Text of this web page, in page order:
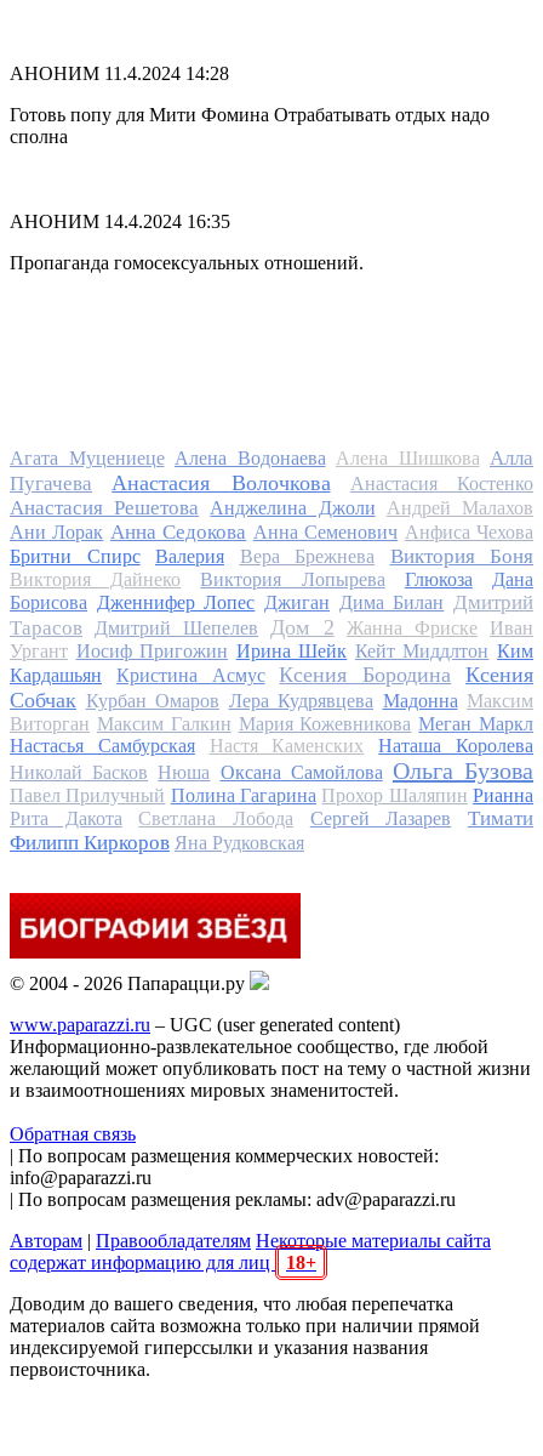
АНОНИМ 11.4.2024 14:28
Готовь попу для Мити Фомина Отрабатывать отдых надо
сполна
АНОНИМ 14.4.2024 16:35
Пропаганда гомосексуальных отношений.
Агата Муцениеце Алена Водонаева Алена Шишкова Алла
Пугачева
Анастасия Волочкова Анастасия Костенко
Анастасия Решетова Анджелина Джоли
Андрей Малахов
Ани Лорак Анна Седокова Анна Семенович Анфиса Чехова
Бритни Спирс
Валерия Вера Брежнева Виктория Боня
Виктория Дайнеко Виктория Лопырева Глюкоза
Дана
Борисова Дженнифер Лопес Джиган Дима Билан Дмитрий
Тарасов
Дмитрий Шепелев Дом 2 Жанна Фриске
Иван
Ургант Иосиф Пригожин Ирина Шейк Кейт Миддлтон Ким
Кардашьян
Кристина Асмус Ксения Бородина
Ксения
Собчак Курбан Омаров Лера Кудрявцева Мадонна Максим
Виторган Максим Галкин Мария Кожевникова Меган Маркл
Настасья Самбурская
Настя Каменских
Наташа Королева
Николай Басков Нюша Оксана Самойлова Ольга Бузова
Павел Прилучный Полина Гагарина Прохор Шаляпин Рианна
Рита Дакота
Светлана Лобода Сергей Лазарев
Тимати
Филипп Киркоров Яна Рудковская
© 2004 - 2026 Папарацци.ру
www.paparazzi.ru – UGC (user generated content)
Информационно-развлекательное сообщество, где любой
желающий может опубликовать пост на тему о частной жизни
и взаимоотношениях мировых знаменитостей.
Обратная связь
| По вопросам размещения коммерческих новостей:
info@paparazzi.ru
| По вопросам размещения рекламы: adv@paparazzi.ru
Авторам | Правообладателям Некоторые материалы сайта
содержат информацию для лиц
18+
Доводим до вашего сведения, что любая перепечатка
материалов сайта возможна только при наличии прямой
индексируемой гиперссылки и указания названия
первоисточника.